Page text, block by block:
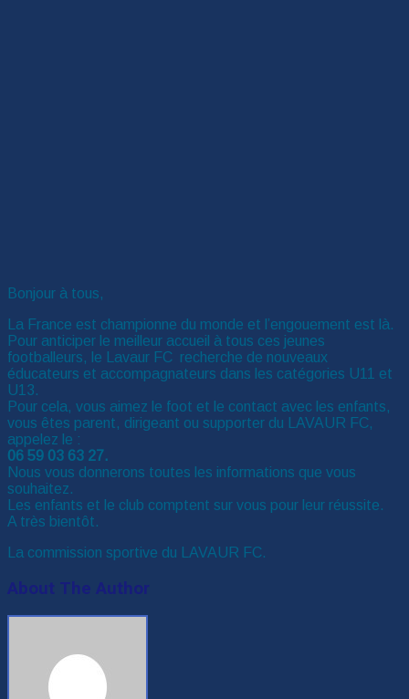
Bonjour à tous,
La France est championne du monde et l’engouement est là.
Pour anticiper le meilleur accueil à tous ces jeunes
footballeurs, le Lavaur FC recherche de nouveaux
éducateurs et accompagnateurs dans les catégories U11 et
U13.
Pour cela, vous aimez le foot et le contact avec les enfants,
vous êtes parent, dirigeant ou supporter du LAVAUR FC,
appelez le :
06 59 03 63 27.
Nous vous donnerons toutes les informations que vous
souhaitez.
Les enfants et le club comptent sur vous pour leur réussite.
A très bientôt.
La commission sportive du LAVAUR FC.
About The Author